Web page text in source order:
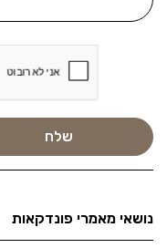
נושאי מאמרי פונדקאות